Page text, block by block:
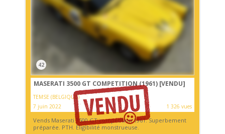
42
MASERATI 3500 GT COMPETITION (1961) [VENDU]
TEMSE (BELGIQUE)
7 juin 2022
1 326 vues
Vends Maserati 3500 GT competition 1961. Superbement
préparée. PTH. Eligibilité monstrueuse.